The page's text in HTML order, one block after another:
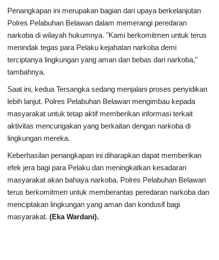
Nasional
Otomotif
Umum
Gallery
Politik
Daerah
Sumbar
Kepri
Pariwisata
Penangkapan ini merupakan bagian dari upaya berkelanjutan
Polres Pelabuhan Belawan dalam memerangi peredaran
narkoba di wilayah hukumnya. "Kami berkomitmen untuk terus
menindak tegas para Pelaku kejahatan narkoba demi
terciptanya lingkungan yang aman dan bebas dari narkoba,"
tambahnya.
Saat ini, kedua Tersangka sedang menjalani proses penyidikan
lebih lanjut. Polres Pelabuhan Belawan mengimbau kepada
masyarakat untuk tetap aktif memberikan informasi terkait
aktivitas mencurigakan yang berkaitan dengan narkoba di
lingkungan mereka.
Keberhasilan penangkapan ini diharapkan dapat memberikan
efek jera bagi para Pelaku dan meningkatkan kesadaran
masyarakat akan bahaya narkoba. Polres Pelabuhan Belawan
terus berkomitmen untuk memberantas peredaran narkoba dan
menciptakan lingkungan yang aman dan kondusif bagi
masyarakat. (Eka Wardani).